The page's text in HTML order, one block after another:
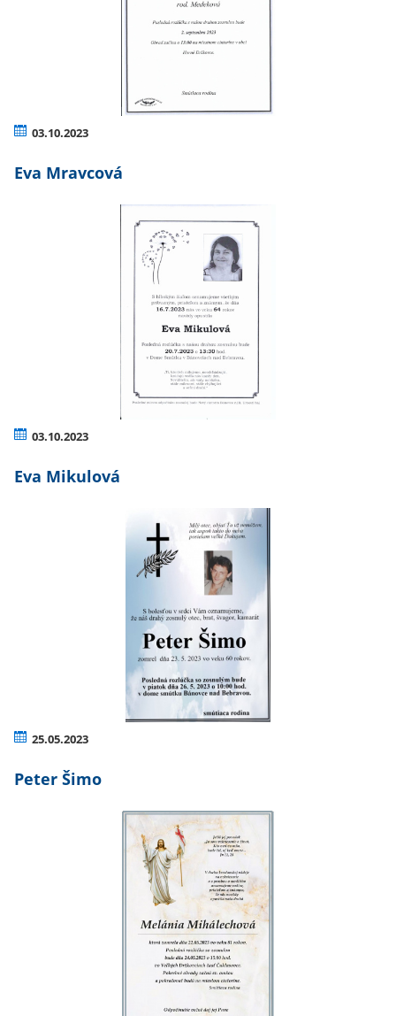
03.10.2023
Eva Mravcová
03.10.2023
Eva Mikulová
25.05.2023
Peter Šimo